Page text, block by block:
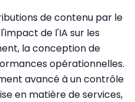
de contenu par le
de l'IA sur les
la conception de
opérationnelles.
avancé à un contrôle
en matière de services,